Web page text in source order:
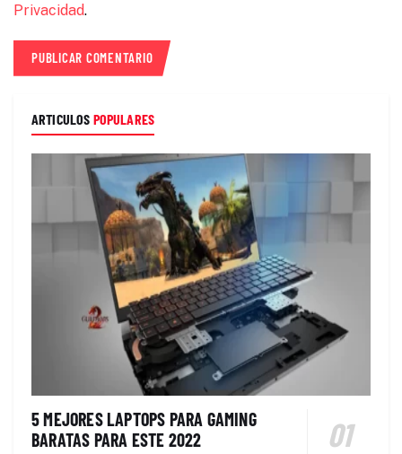
Privacidad.
ARTICULOS POPULARES
5 MEJORES LAPTOPS PARA GAMING
BARATAS PARA ESTE 2022